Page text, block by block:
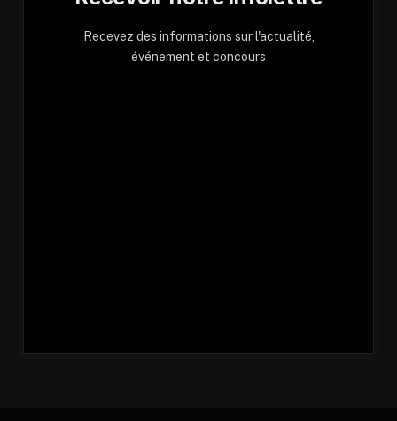
Recevez des informations sur l'actualité,
événement et concours